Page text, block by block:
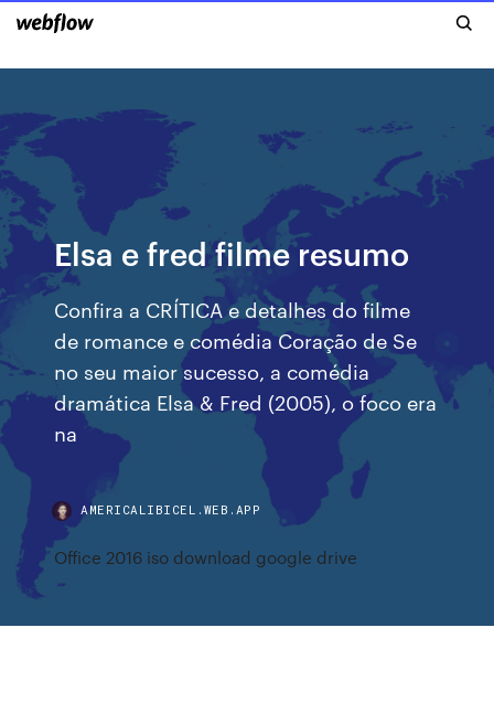
Elsa e fred filme resumo
Confira a CRÍTICA e detalhes do filme
de romance e comédia Coração de Se
no seu maior sucesso, a comédia
dramática Elsa & Fred (2005), o foco era
na
AMERICALIBICEL.WEB.APP
Office 2016 iso download google drive